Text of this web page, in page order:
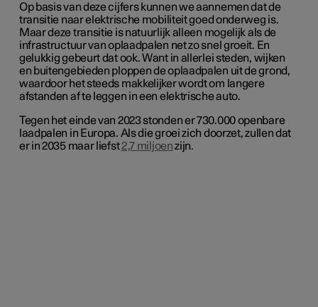
Op basis van deze cijfers kunnen we aannemen dat de
transitie naar elektrische mobiliteit goed onderweg is.
Maar deze transitie is natuurlijk alleen mogelijk als de
infrastructuur van oplaadpalen net zo snel groeit. En
gelukkig gebeurt dat ook. Want in allerlei steden, wijken
en buitengebieden ploppen de oplaadpalen uit de grond,
waardoor het steeds makkelijker wordt om langere
afstanden af te leggen in een elektrische auto.
Tegen het einde van 2023 stonden er 730.000 openbare
laadpalen in Europa. Als die groei zich doorzet, zullen dat
er in 2035 maar liefst2,7 miljoenzijn.